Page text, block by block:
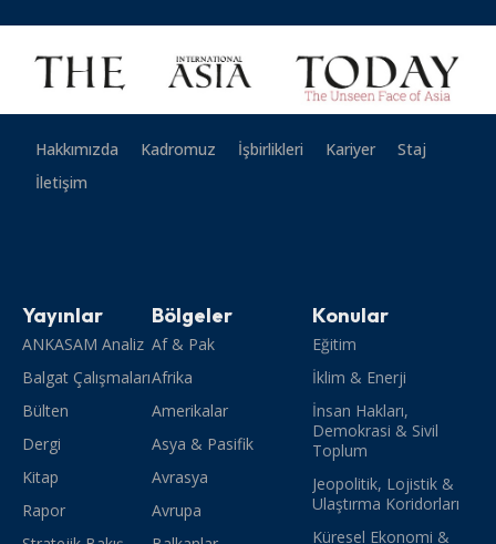
Hakkımızda Kadromuz İşbirlikleri Kariyer
Staj
İletişim
Yayınlar
ANKASAM Analiz
Balgat Çalışmaları
Bülten
Dergi
Kitap
Rapor
Bölgeler
Af & Pak
Afrika
Amerikalar
Asya & Pasifik
Avrasya
Avrupa
Konular
Eğitim
İklim & Enerji
İnsan Hakları,
Demokrasi & Sivil
Toplum
Jeopolitik, Lojistik &
Ulaştırma Koridorları
Küresel Ekonomi &